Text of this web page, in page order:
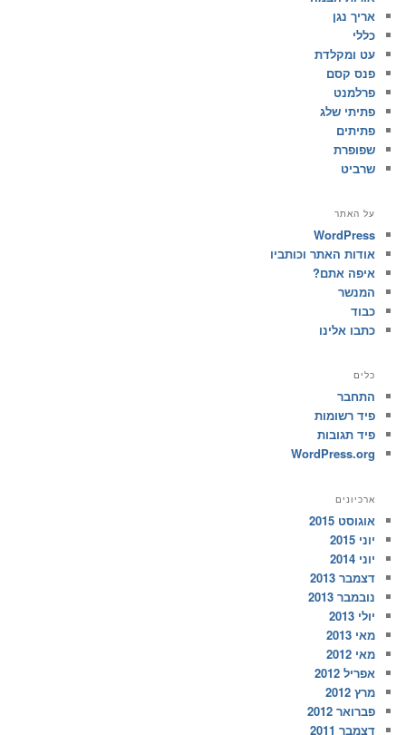
אריך נגן
כללי
עט ומקלדת
פנס קסם
פרלמנט
פתיתי שלג
פתיתים
שפופרת
שרביט
על האתר
WordPress
אודות האתר וכותביו
איפה אתם?
המנשר
כבוד
כתבו אלינו
כלים
התחבר
פיד רשומות
פיד תגובות
WordPress.org
ארכיונים
אוגוסט 2015
יוני 2015
יוני 2014
דצמבר 2013
נובמבר 2013
יולי 2013
מאי 2013
מאי 2012
אפריל 2012
מרץ 2012
פברואר 2012
דצמבר 2011